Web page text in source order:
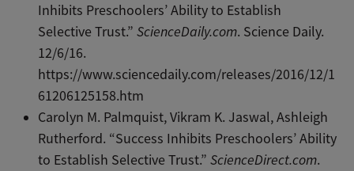
Inhibits Preschoolers’ Ability to Establish
Selective Trust.”ScienceDaily.com. Science Daily.
12/6/16.
https://www.sciencedaily.com/releases/2016/12/1
61206125158.htm
Carolyn M. Palmquist, Vikram K. Jaswal, Ashleigh
Rutherford. “Success Inhibits Preschoolers’ Ability
to Establish Selective Trust.”ScienceDirect.com.